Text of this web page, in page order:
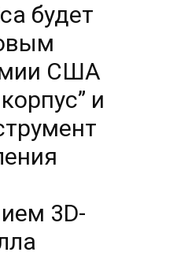
будет
США
и
3D-